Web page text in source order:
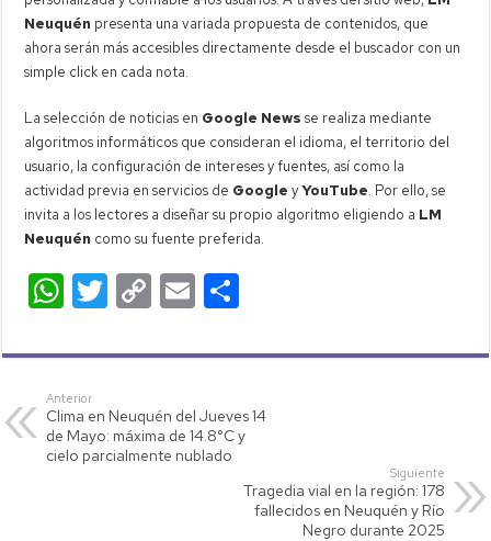
Neuquén presenta una variada propuesta de contenidos, que
ahora serán más accesibles directamente desde el buscador con un
simple click en cada nota.
La selección de noticias en Google News se realiza mediante
algoritmos informáticos que consideran el idioma, el territorio del
usuario, la configuración de intereses y fuentes, así como la
actividad previa en servicios de Google yYouTube. Por ello, se
invita a los lectores a diseñar su propio algoritmo eligiendo a LM
Neuquén como su fuente preferida.
W
at
s
A
p
T
tt
C
p
Li
nk
E
ail m
ar
Anterior
Clima en Neuquén del Jueves 14
de Mayo: máxima de 14.8°C y
cielo parcialmente nublado
Siguiente
Tragedia vial en la región: 178
fallecidos en Neuquén y Río
Negro durante 2025